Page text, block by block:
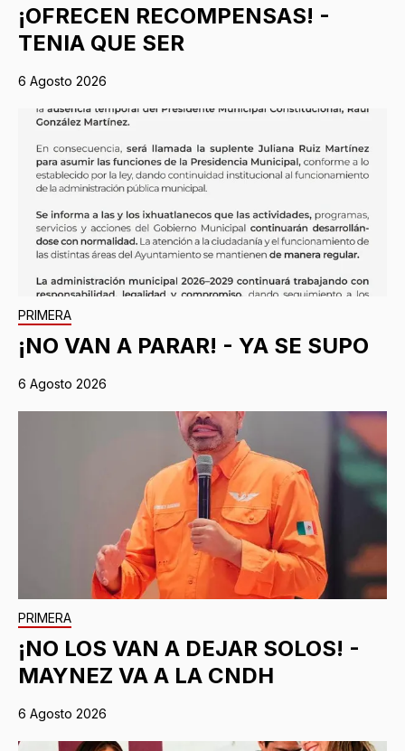
¡OFRECEN RECOMPENSAS! -
TENIA QUE SER
6 Agosto 2026
PRIMERA
¡NO VAN A PARAR! - YA SE SUPO
6 Agosto 2026
PRIMERA
¡NO LOS VAN A DEJAR SOLOS! -
MAYNEZ VA A LA CNDH
6 Agosto 2026